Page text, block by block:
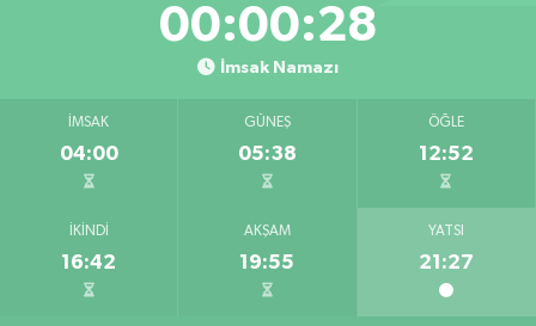
00:00:28
İmsak Namazı
İMSAK
04:00
GÜNEŞ
05:38
ÖĞLE
12:52
İKINDI
16:42
AKŞAM
19:55
YATSI
21:27